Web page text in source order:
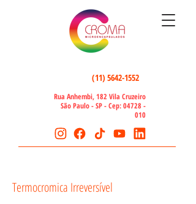
(11) 5642-1552
Rua Anhembi, 182 Vila Cruzeiro
São Paulo - SP - Cep:04728 -
010
Termocromica Irreversível